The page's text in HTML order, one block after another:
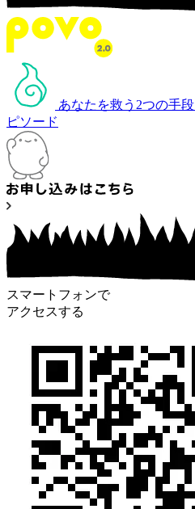
あなたを救う2つの手段
ピソード
スマートフォンで
アクセスする